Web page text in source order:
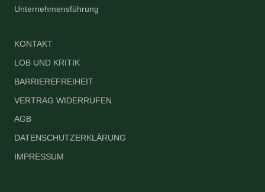
Unternehmensführung
KONTAKT
LOB UND KRITIK
BARRIEREFREIHEIT
VERTRAG WIDERRUFEN
AGB
DATENSCHUTZERKLÄRUNG
IMPRESSUM